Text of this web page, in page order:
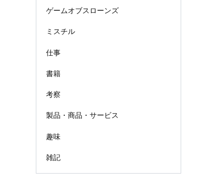
ゲームオブスローンズ
ミスチル
仕事
書籍
考察
製品・商品・サービス
趣味
雑記